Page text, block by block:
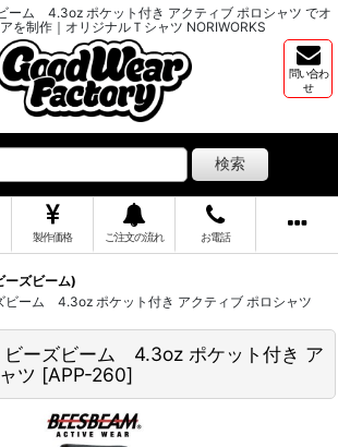
ビーム 4.3oz ポケット付き アクティブ ポロシャツ でオ
を制作｜オリジナルＴシャツ NORIWORKS
問い合わ
せ
検索
製作価格 ご注文の流れ お電話
ーズビーム)
ビーム 4.3oz ポケット付き アクティブ ポロシャツ
ビーズビーム 4.3oz ポケット付き ア
ツ [APP-260]